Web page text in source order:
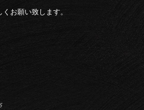
お願い致します。